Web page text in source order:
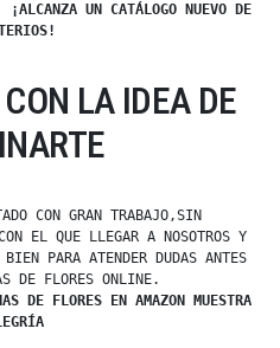
¡ALCANZA UN CATÁLOGO NUEVO DE
LA IDEA DE
CON GRAN TRABAJO,SIN
EL QUE LLEGAR A NOSOTROS Y
PARA ATENDER DUDAS ANTES
DE FLORES ONLINE.
DE FLORES EN AMAZON MUESTRA